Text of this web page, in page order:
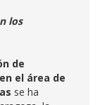
los
de
el área de
se ha